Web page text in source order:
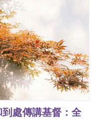
到處傳講基督：全